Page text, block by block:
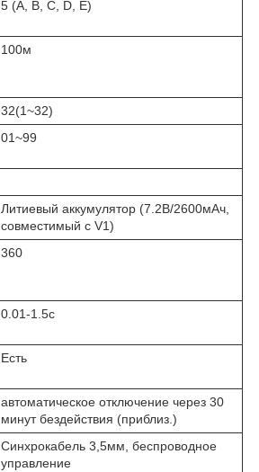
5 (A, B, C, D, E)
100м
32(1~32)
01~99
Литиевый аккумулятор (7.2В/2600мАч,
совместимый с V1)
360
0.01-1.5с
Есть
автоматическое отключение через 30
минут бездействия (приблиз.)
Синхрокабель 3,5мм, беспроводное
управление